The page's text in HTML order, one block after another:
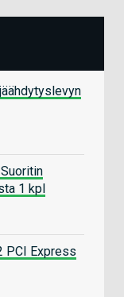
1 kpl
PCI Express